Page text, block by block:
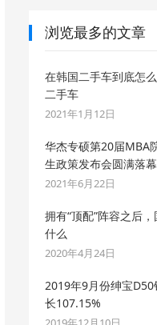
浏览最多的文章
在韩国二手车到底怎
二手车
2021年1月12日
华杰专硕第20届MBA
生政策发布会圆满落幕
2021年6月22日
拥有“顶配”阵容之后
什么
2020年4月24日
2019年9月份绅宝
长107.15%